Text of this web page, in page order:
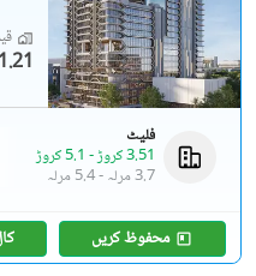
1.21 کروڑ
فلیٹ
3.51 کروڑ
- 5.1 کروڑ
3.7 مرلہ
-5.4 مرلہ
محفوظ کریں